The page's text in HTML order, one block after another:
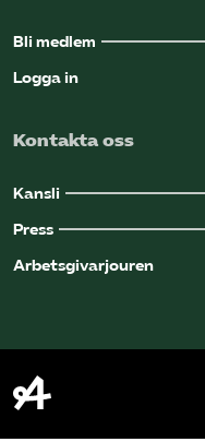
Bli medlem
Logga in
Kontakta oss
Kansli
Press
Arbetsgivarjouren